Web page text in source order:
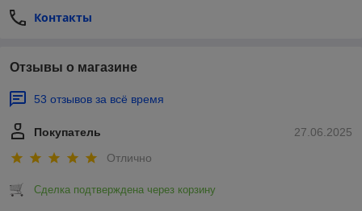
Контакты
Отзывы о магазине
53 отзывов за всё время
27.06.2025
Покупатель
Отлично
Сделка подтверждена через корзину